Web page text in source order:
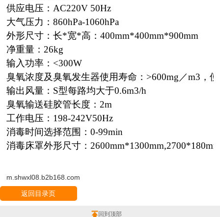
供应电压：AC220V 50Hz
大气压力：860hPa-1060hPa
外形尺寸：长*宽*高：400mm*400mm*900mm
净重量：26kg
输入功率：<300W
臭氧浓度及臭氧发生器使用寿命：>600mg／m3，
输出风量：S型每路均大于0.6m3/h
臭氧输送硅胶管长度：2m
工作电压：198-242V50Hz
消毒时间选择范围：0-99min
消毒床罩外形尺寸：
m.shwxl08.b2b168.com
返回目录页
回到顶部